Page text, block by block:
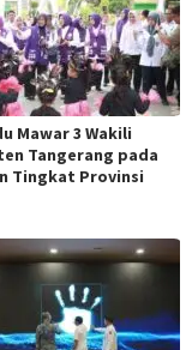
Mawar 3 Wakili
Tangerang pada
Tingkat Provinsi